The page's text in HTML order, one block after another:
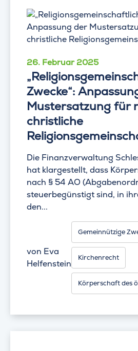
26. Februar 2025
Zwecke“:
Mustersatzung für
christliche
Die Finanzverwaltung
hat klargestellt, dass
nach § 54 AO
steuerbegünstigt sind, in
den...
von Eva
Helfenstein
Gemeinnützige
Kirchenrecht
Körperschaft des